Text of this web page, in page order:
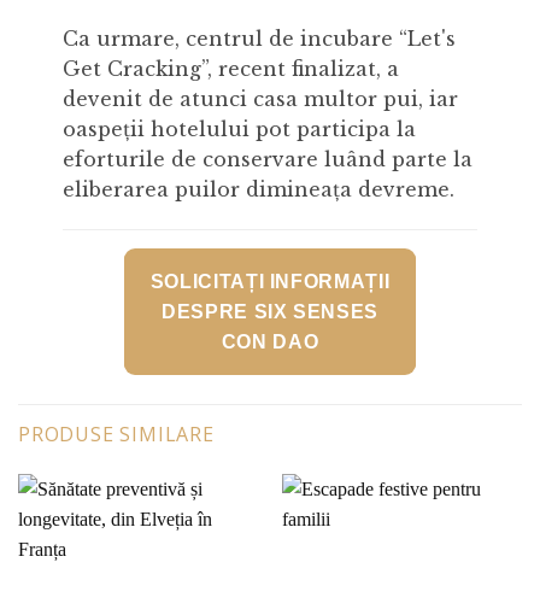
Ca urmare, centrul de incubare “Let's
Get Cracking”, recent finalizat, a
devenit de atunci casa multor pui, iar
oaspeții hotelului pot participa la
eforturile de conservare luând parte la
eliberarea puilor dimineața devreme.
SOLICITAȚI INFORMAȚII
DESPRE SIX SENSES
CON DAO
PRODUSE SIMILARE